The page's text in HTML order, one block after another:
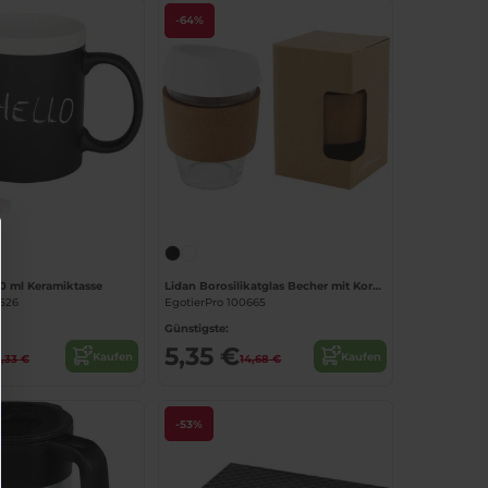
ml Keramiktasse
4,33 € Kaufen
-64%
Lidan Borosilikatglas Becher mit Korkgriff und Silikondeckel
EgotierPro 100665
Günstigste:
5,35 €14,68 € Kaufen
-53%